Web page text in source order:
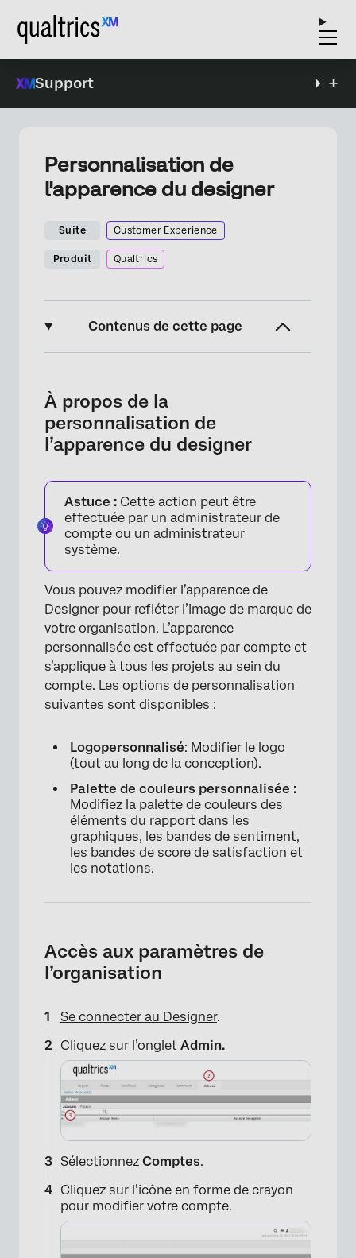
Support
Personnalisation de
l'apparence du designer
Suite Customer Experience
Produit Qualtrics
Contenus de cette page
Accès aux paramètres de l’organisation
Personnalisation du logo du designer
À propos de la
personnalisation de
l’apparence du designer
Astuce : Cette action peut être
effectuée par un administrateur de
compte ou un administrateur
système.
Vous pouvez modifier l’apparence de
Designer pour refléter l’image de marque de
votre organisation. L’apparence
personnalisée est effectuée par compte et
s’applique à tous les projets au sein du
compte. Les options de personnalisation
suivantes sont disponibles :
Logopersonnalisé: Modifier le logo
(tout au long de la conception).
Palette de couleurs personnalisée :
Modifiez la palette de couleurs des
éléments du rapport dans les
graphiques, les bandes de sentiment,
les bandes de score de satisfaction et
les notations.
Accès aux paramètres de
l’organisation
Se connecter au Designer.
Cliquez sur l’onglet Admin.
Sélectionnez Comptes.
Cliquez sur l’icône en forme de crayon
pour modifier votre compte.